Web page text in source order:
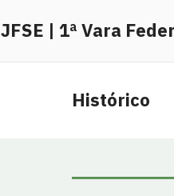
JFSE | 1ª Vara
Histórico